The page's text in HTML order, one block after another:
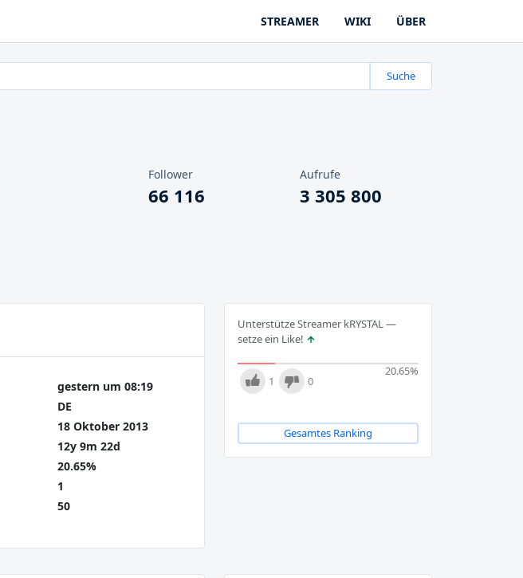
STREAMER WIKI ÜBER
Suche
Follower
66 116
Aufrufe
3 305 800
Unterstütze Streamer kRYSTAL —
setze ein Like!
20.65%
1 0
Gesamtes Ranking
gestern um 08:19
DE
18 Oktober 2013
12y 9m 22d
20.65%
1
50